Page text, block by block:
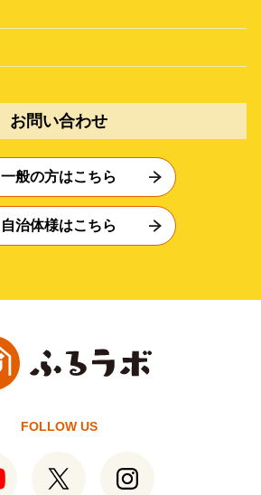
お問い合わせ
一般の方はこちら
自治体様はこちら
FOLLOW US